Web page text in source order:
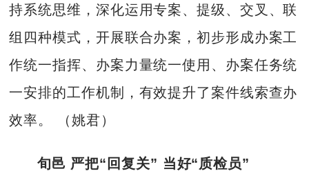
持系统思维，深化运用专案、提级、交叉、联
组四种模式，开展联合办案，初步形成办案工
作统一指挥、办案力量统一使用、办案任务统
一安排的工作机制，有效提升了案件线索查办
效率。 （姚君）
旬邑 严把“回复关” 当好“质检员”